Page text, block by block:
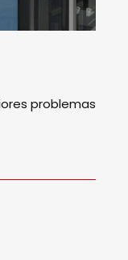
problemas